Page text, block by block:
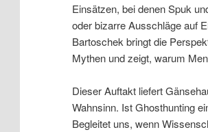
Einsätzen, bei denen Spuk
oder bizarre Ausschläge auf
Bartoschek bringt die
Mythen und zeigt, warum
Dieser Auftakt liefert
Wahnsinn. Ist Ghosthunting
Begleitet uns, wenn